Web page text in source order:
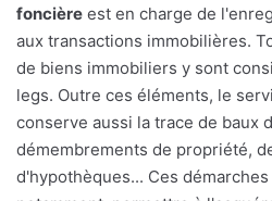
foncière est en charge de
aux transactions immobilières.
de biens immobiliers y sont
legs. Outre ces éléments, le
conserve aussi la trace de baux
démembrements de propriété,
d'hypothèques... Ces